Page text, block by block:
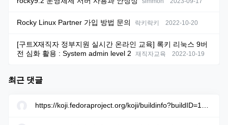
② 쿠키는 웹사이트를 운영하는데 이용되는 서버(http)가 이용자의 컴퓨터
브라우저에게 보내는 소량의 정보이며 이용자들의 PC 컴퓨터내의 하드디스
가. 쿠키의 사용 목적 : 이용자가 방문한 각 서비스와 웹 사이트들에 대한
방문 및 이용형태, 인기 검색어, 보안접속 여부, 등을 파악하여 이용자에게 최
나. 쿠키의 설치•운영 및 거부 : 웹브라우저 상단의 도구>인터넷 옵션>개
인정보 메뉴의 옵션 설정을 통해 쿠키 저장을 거부 할 수 있습니다. 단, 쿠키
제6조(이용자 탈퇴 및 자격 상실 등)
해당 이용자의 회원 등록 말소를 위한 절차를 밟습니다.
② 이용자가 다음 각 호의 사유에 해당하는 경우, "Rocky Linux KR"은 이용자
1. 가입 신청 시에 허위 내용을 등록한 경우
3. "서비스"를 이용하여 법령과 본 약관이 금지하거나 공서양속에 반하는 행
Rocky Linux Partner 가입 방법 문의 락키락키 2022-10-20
[구트X재직자 정부지원 실시간 온라인 교육] 록키 리눅스 9버
전 심화 활용 : System admin level 2
재직자교육 2022-10-19
최근 댓글